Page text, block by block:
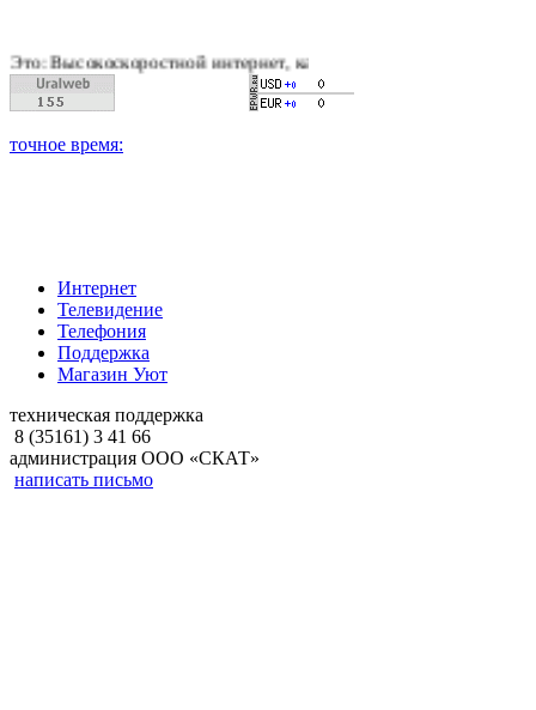
интернет, качественное цифровое и кабельное
Интернет
Телевидение
Телефония
Поддержка
Магазин Уют
техническая поддержка
8 (35161) 3 41 66
администрация ООО «СКАТ»
написать письмо